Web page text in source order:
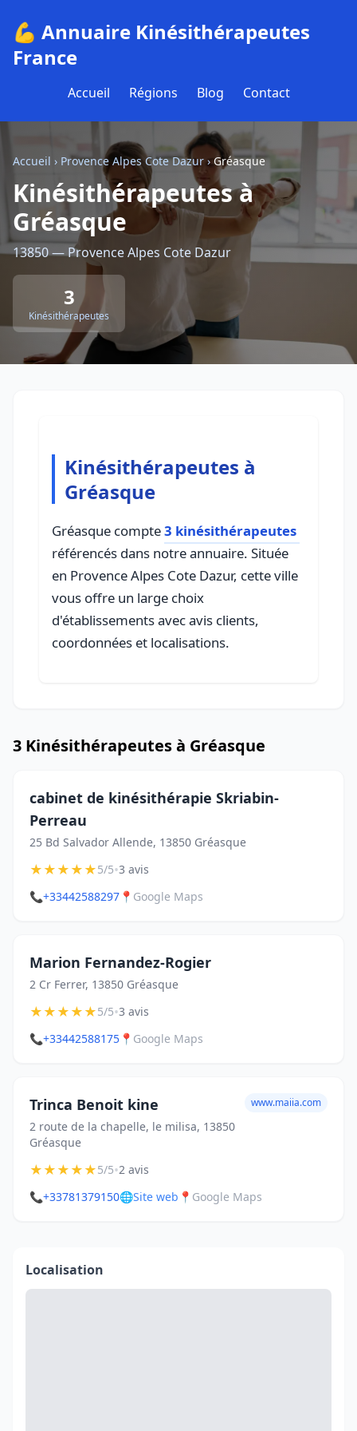
💪 Annuaire Kinésithérapeutes
France
Accueil Régions Blog Contact
Accueil › Provence Alpes Cote Dazur ›Gréasque
Kinésithérapeutes à
Gréasque
13850 — Provence Alpes Cote Dazur
3
Kinésithérapeutes
Kinésithérapeutes à
Gréasque
Gréasque compte3 kinésithérapeutes
référencés dans notre annuaire. Située
en Provence Alpes Cote Dazur, cette ville
vous offre un large choix
d'établissements avec avis clients,
coordonnées et localisations.
3 Kinésithérapeutes à Gréasque
cabinet de kinésithérapie Skriabin-
Perreau
25 Bd Salvador Allende, 13850 Gréasque
★★★★★5/5•3 avis
📞+33442588297 📍 Google Maps
Marion Fernandez-Rogier
2 Cr Ferrer, 13850 Gréasque
★★★★★5/5•3 avis
📞+33442588175 📍 Google Maps
Trinca Benoit kine
2 route de la chapelle, le milisa, 13850
Gréasque
www.maiia.com
★★★★★5/5•2 avis
📞+33781379150🌐Site web 📍 Google Maps
Localisation